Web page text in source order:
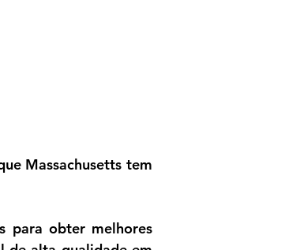
Massachusetts tem
para obter melhores